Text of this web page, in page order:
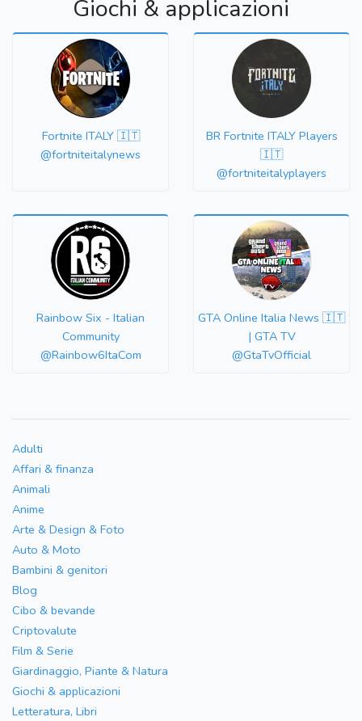
Giochi & applicazioni
Fortnite ITALY 🇮🇹
@fortniteitalynews
BR Fortnite ITALY Players
🇮🇹
@fortniteitalyplayers
Rainbow Six - Italian
Community
@Rainbow6ItaCom
GTA Online Italia News 🇮🇹
| GTA TV
@GtaTvOfficial
Adulti
Affari & finanza
Animali
Anime
Arte & Design & Foto
Auto & Moto
Bambini & genitori
Blog
Cibo & bevande
Criptovalute
Film & Serie
Giardinaggio, Piante & Natura
Giochi & applicazioni
Letteratura, Libri